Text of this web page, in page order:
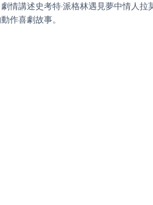
劇情講述史考特·派格林遇見夢中情人
作喜劇故事。